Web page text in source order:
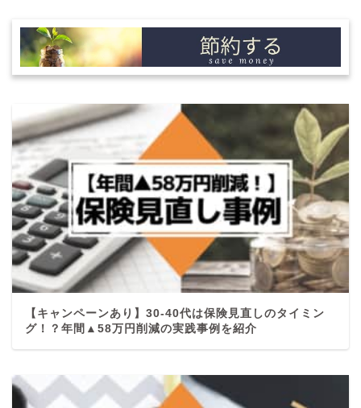
【キャンペーンあり】30-40代は保険見直しのタイミン
グ！？年間▲58万円削減の実践事例を紹介